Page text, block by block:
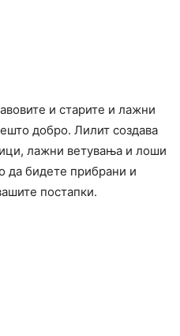
и старите и лажни
добро. Лилит создава
лажни ветувања и лоши
да бидете прибрани и
постапки.